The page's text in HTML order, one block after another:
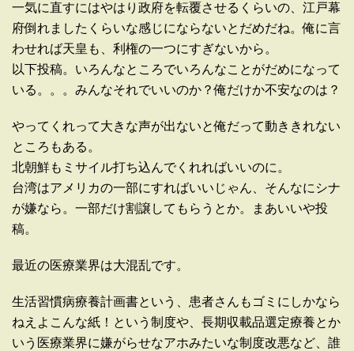
一気に直すにはやはり政府を転覆させるくらいの、江戸幕
府倒れましたくらいな感じにならないとだめだね。俺に言
わせれば天皇も、利権の一つにすぎないから。
以下投稿。いろんなところでいろんなことがだめになって
いる。。。みんなそれでいいのか？俺だけか不安なのは？
やってくれって大きな声が出ないと俺だって動ききれない
ところもある。
北朝鮮もミサイル打ち込んでくれればいいのに。
台湾はアメリカの一部にすればいいじゃん、そんなにシナ
が嫌なら。一部だけ割譲してもらうとか。まあいいや投
稿。
最近の医療業界は大混乱です。
生活習慣病療養計画書という、患者さんもゴミにしかなら
ねえよこんな紙！という制度や、長期収載品選定療養とか
いう医療業界に嫌がらせなアホみたいな制度改悪など、誰